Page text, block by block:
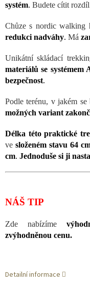
systém. Budete cítit
Chůze s nordic
redukci nadváhy. Má
Unikátní skládací
materiálů se systémem
bezpečnost.
Podle terénu, v jakém
možných variant
Délka této praktické
ve složeném stavu 64
cm. Jednoduše si ji
NÁŠ TIP
Zde nabízíme
zvýhodněnou cenu.
Detailní informace